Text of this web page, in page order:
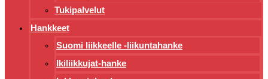
Tukipalvelut
Hankkeet
Suomi liikkeelle -liikuntahanke
Ikiliikkujat-hanke